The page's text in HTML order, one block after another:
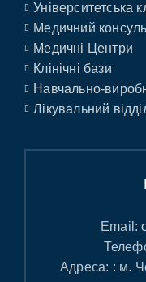
Університетська
Медичний
Медичні Центри
Клінічні бази
Навчально-
Лікувальний
Email:
Адреса: : м.